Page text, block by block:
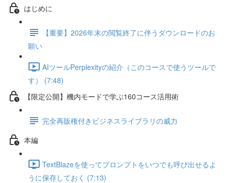
はじめに
【重要】2026年末の閲覧終了に伴うダウンロードのお
願い
AIツールPerplexityの紹介（このコースで使うツールで
す） (7:48)
【限定公開】機内モードで学ぶ160コース活用術
完全再販権付きビジネスライブラリの威力
本編
TextBlazeを使ってプロンプトをいつでも呼び出せるよ
うに保存しておく (7:13)